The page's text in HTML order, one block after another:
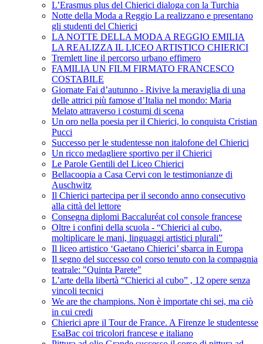
L’Erasmus plus del Chierici dialoga con la Turchia
Notte della Moda a Reggio La realizzano e presentano
gli studenti del Chierici
LA NOTTE DELLA MODA A REGGIO EMILIA
LA REALIZZA IL LICEO ARTISTICO CHIERICI
Tremlett line il percorso urbano effimero
FAMILIA UN FILM FIRMATO FRANCESCO
COSTABILE
Giornate Fai d’autunno - Rivive la meraviglia di una
delle attrici più famose d’Italia nel mondo: Maria
Melato attraverso i costumi di scena
Un oro nella poesia per il Chierici, lo conquista Cristian
Pucci
Successo per le studentesse non italofone del Chierici
Un ricco medagliere sportivo per il Chierici
Le Parole Gentili del Liceo Chierici
Bellacoopia a Casa Cervi con le testimonianze di
Auschwitz
Il Chierici partecipa per il secondo anno consecutivo
alla città del lettore
Consegna diplomi Baccaluréat col console francese
Oltre i confini della scuola - “Chierici al cubo,
moltiplicare le mani, linguaggi artistici plurali”
Il liceo artistico ‘Gaetano Chierici’ sbarca in Europa
Il segno del successo col corso tenuto con la compagnia
teatrale: "Quinta Parete"
L’arte della libertà “Chierici al cubo” , 12 opere senza
vincoli tecnici
We are the champions. Non è importate chi sei, ma ciò
in cui credi
Chierici apre il Tour de France. A Firenze le studentesse
EsaBac coi tricolori francese e italiano